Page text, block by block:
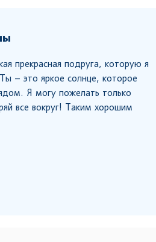
прекрасная подруга, которую я
– это яркое солнце, которое
Я могу пожелать только
все вокруг! Таким хорошим